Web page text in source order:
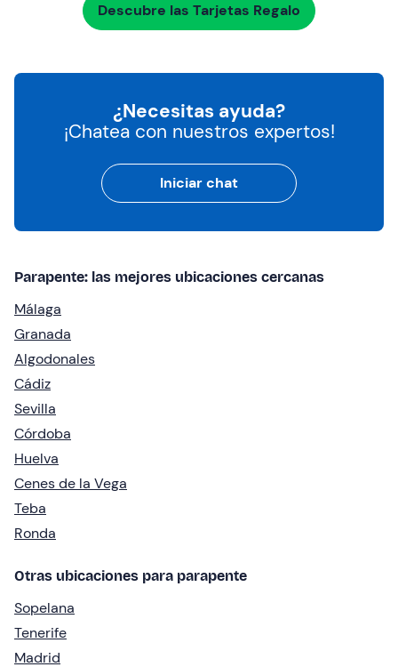
Descubre las Tarjetas Regalo
¿Necesitas ayuda?
¡Chatea con nuestros expertos!
Iniciar chat
Parapente: las mejores ubicaciones cercanas
Málaga
Granada
Algodonales
Cádiz
Sevilla
Córdoba
Huelva
Cenes de la Vega
Teba
Ronda
Otras ubicaciones para parapente
Sopelana
Tenerife
Madrid